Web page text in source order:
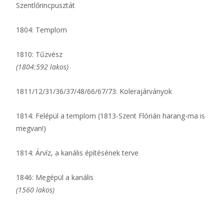
Szentlőrincpusztát
1804: Templom
1810: Tűzvész
(1804:592 lakos)
1811/12/31/36/37/48/66/67/73: Kolerajárványok
1814: Felépül a templom (1813-Szent Flórián harang-ma is
megvan!)
1814: Árvíz, a kanális építésének terve
1846: Megépül a kanális
(1560 lakos)